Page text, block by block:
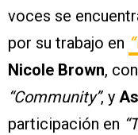
voces se
por su trabajo en
Nicole Brown,
“Community”, y
participación en